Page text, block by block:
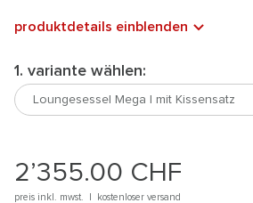
produktdetails einblenden
1. variante wählen:
2’355.00 CHF
preis inkl. mwst. | kostenloser versand